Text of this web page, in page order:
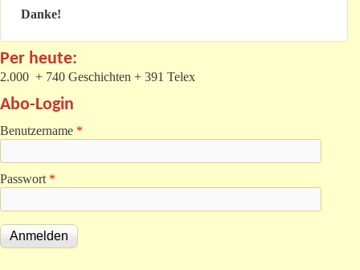
Danke!
Per heute:
2.000 + 740 Geschichten + 391 Telex
Abo-Login
Benutzername *
Passwort *